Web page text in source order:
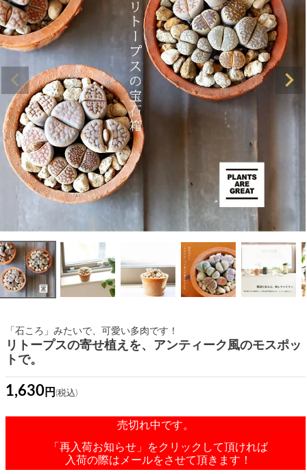
「石ころ」みたいで、可愛い多肉です！
リトープスの寄せ植えを、アンティーク風のモスポッ
トで。
1,630
売切れ中です。
「再入荷お知らせ」をクリックして頂ければ
入荷の際はメールをさせて頂きます！